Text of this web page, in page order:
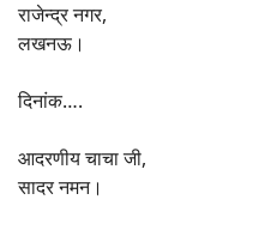
राजेन्द्र नगर,
लखनऊ।
दिनांक….
आदरणीय चाचा जी,
सादर नमन।